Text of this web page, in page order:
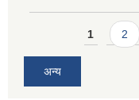
Pages1 2
अन्य